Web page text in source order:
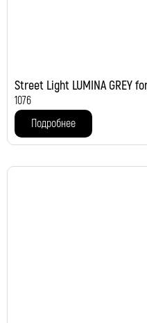
Street Light LUMINA GREY
1076
Подробнее